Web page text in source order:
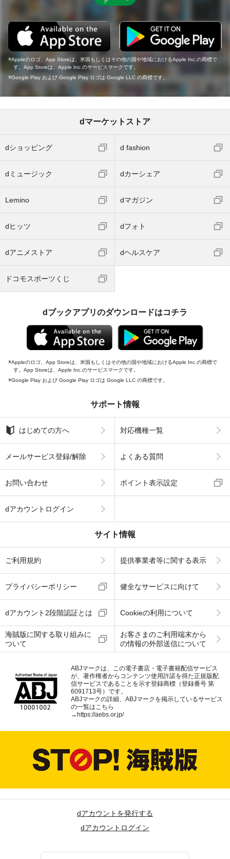
Appleのロゴ、App Storeは、米国もしくはその他の国や地域におけるApple Inc.の商標で
す。App Storeは、Apple Inc.のサービスマークです。
Google Play および Google Play ロゴは Google LLC の商標です。
dマーケットストア
dショッピング d fashion
dミュージック dカーシェア
Lemino dマガジン
dヒッツ dフォト
dアニメストア dヘルスケア
ドコモスポーツくじ
dブックアプリのダウンロードはコチラ
Appleのロゴ、App Storeは、米国もしくはその他の国や地域におけるApple Inc.の商標で
す。App Storeは、Apple Inc.のサービスマークです。
Google Play および Google Play ロゴは Google LLC の商標です。
サポート情報
はじめての方へ 対応機種一覧
メールサービス登録/解除 よくある質問
お問い合わせ ポイント表示設定
dアカウントログイン
サイト情報
ご利用規約 提供事業者等に関する表示
プライバシーポリシー 健全なサービスに向けて
dアカウント2段階認証とは Cookieの利用について
海賊版に関する取り組みに
ついて
お客さまのご利用端末から
の情報の外部送信について
ABJマークは、この電子書店・電子書籍配信サービス
が、著作権者からコンテンツ使用許諾を得た正規版配
信サービスであることを示す登録商標（登録番号 第
6091713号）です。
ABJマークの詳細、ABJマークを掲示しているサービス
の一覧はこちら
→ https://aebs.or.jp/
dアカウントを発行する
dアカウントログイン